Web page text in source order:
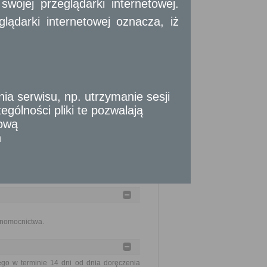
stosownej opłaty.
określonych czynności, okresów
strony albo z przyczyn niezależnych
2 miesięcy.
w terminie 14 dni od dnia doręczenia
przeglądarki internetowej.
internetowej oznacza, iż
serwisu, np. utrzymanie sesji
pliki te pozwalają